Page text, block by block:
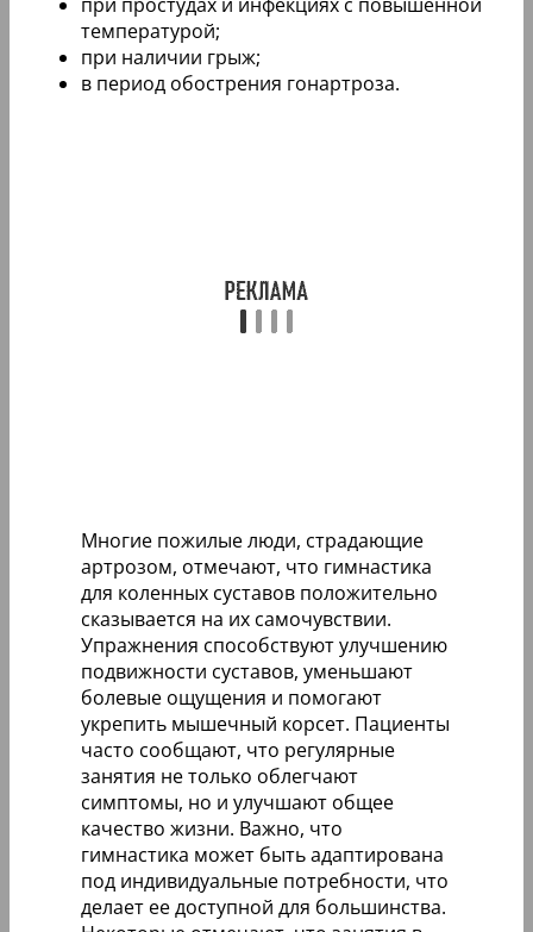
температурой;
при наличии грыж;
в период обострения гонартроза.
Многие пожилые люди, страдающие
артрозом, отмечают, что гимнастика
для коленных суставов положительно
сказывается на их самочувствии.
Упражнения способствуют улучшению
подвижности суставов, уменьшают
болевые ощущения и помогают
укрепить мышечный корсет. Пациенты
часто сообщают, что регулярные
занятия не только облегчают
симптомы, но и улучшают общее
качество жизни. Важно, что
гимнастика может быть адаптирована
под индивидуальные потребности, что
делает ее доступной для большинства.